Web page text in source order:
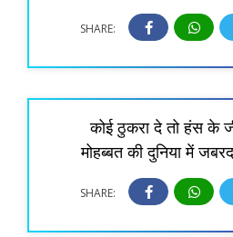
SHARE:
कोई ठुकरा दे तो हंस के
मोहब्बत की दुनिया में
SHARE: